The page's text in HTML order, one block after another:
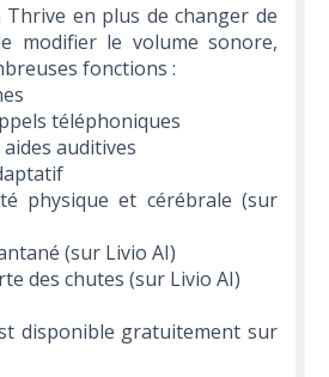
Thrive en plus de changer de
modifier le volume sonore,
fonctions :
téléphoniques
auditives
physique et cérébrale (sur
(sur Livio AI)
des chutes (sur Livio AI)
disponible gratuitement sur